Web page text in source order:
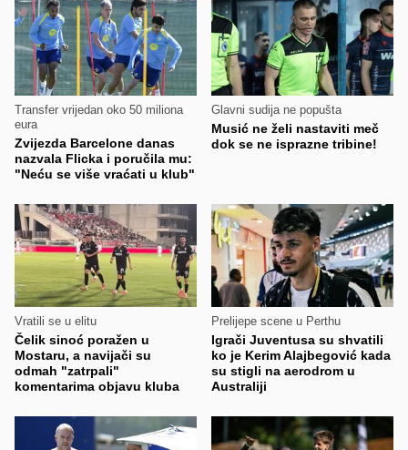
Transfer vrijedan oko 50 miliona
eura
Zvijezda Barcelone danas
nazvala Flicka i poručila mu:
"Neću se više vraćati u klub"
Glavni sudija ne popušta
Musić ne želi nastaviti meč
dok se ne isprazne tribine!
Vratili se u elitu
Čelik sinoć poražen u
Mostaru, a navijači su
odmah "zatrpali"
komentarima objavu kluba
Prelijepe scene u Perthu
Igrači Juventusa su shvatili
ko je Kerim Alajbegović kada
su stigli na aerodrom u
Australiji